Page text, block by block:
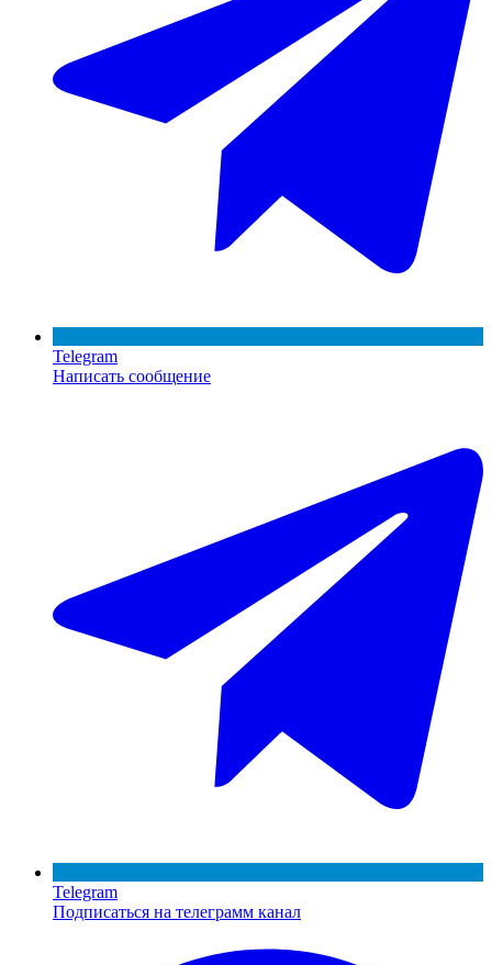
Telegram
Написать сообщение
Telegram
Подписаться на телеграмм канал